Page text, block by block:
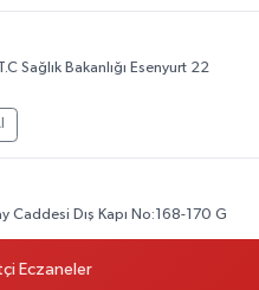
Sağlık Bakanlığı Esenyurt 22
Caddesi Dış Kapı No:168-170 G
Eczaneler